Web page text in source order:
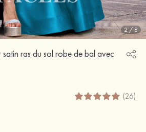
2 / 8
ras du sol robe de bal avec
(26)